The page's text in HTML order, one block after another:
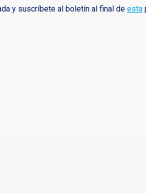
y suscríbete al boletín al final de esta